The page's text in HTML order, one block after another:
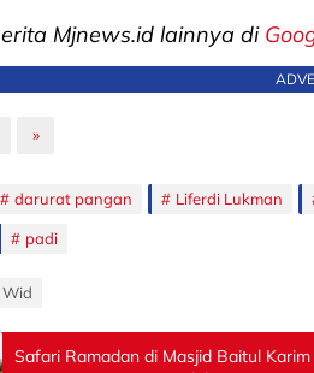
Mjnews.id lainnya di
»
darurat pangan Liferdi Lukman
padi
Wid
Safari Ramadan di Masjid Baitul